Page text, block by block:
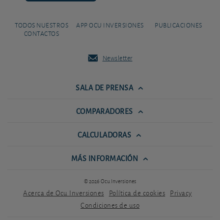
TODOS NUESTROS
CONTACTOS
APP OCU INVERSIONES PUBLICACIONES
Newsletter
SALA DE PRENSA
COMPARADORES
CALCULADORAS
MÁS INFORMACIÓN
© 2026 Ocu Inversiones
Acerca de Ocu Inversiones Política de cookies Privacy
Condiciones de uso